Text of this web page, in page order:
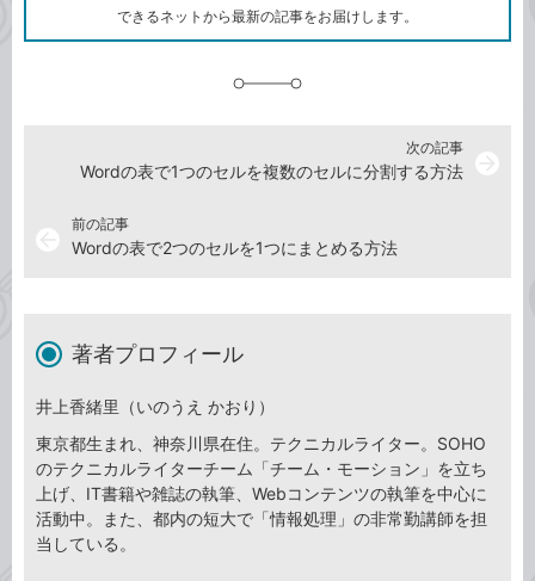
ク
できるネットから最新の記事をお届けします。
前の記事
Wordの表で2つのセルを1つにまとめる方法
次の記事
Wordの表で1つのセルを複数のセルに分割する方法
著者プロフィール
井上香緒里（いのうえ かおり）
東京都生まれ、神奈川県在住。テクニカルライター。SOHO
のテクニカルライターチーム「チーム・モーション」を立ち
上げ、IT書籍や雑誌の執筆、Webコンテンツの執筆を中心に
活動中。また、都内の短大で「情報処理」の非常勤講師を担
当している。